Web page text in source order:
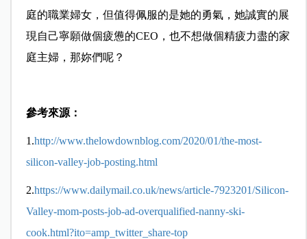
庭的職業婦女，但值得佩服的是她的勇氣，她誠實的展
現自己寧願做個疲憊的CEO，也不想做個精疲力盡的家
庭主婦，那妳們呢？
參考來源：
1.http://www.thelowdownblog.com/2020/01/the-most-
silicon-valley-job-posting.html
2.https://www.dailymail.co.uk/news/article-7923201/Silicon-
Valley-mom-posts-job-ad-overqualified-nanny-ski-
cook.html?ito=amp_twitter_share-top